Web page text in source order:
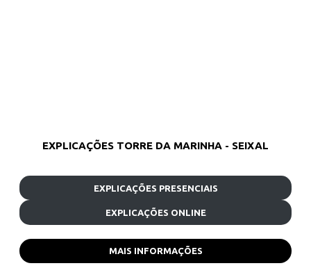
EXPLICAÇÕES TORRE DA MARINHA - SEIXAL
EXPLICAÇÕES PRESENCIAIS
EXPLICAÇÕES ONLINE
MAIS INFORMAÇÕES